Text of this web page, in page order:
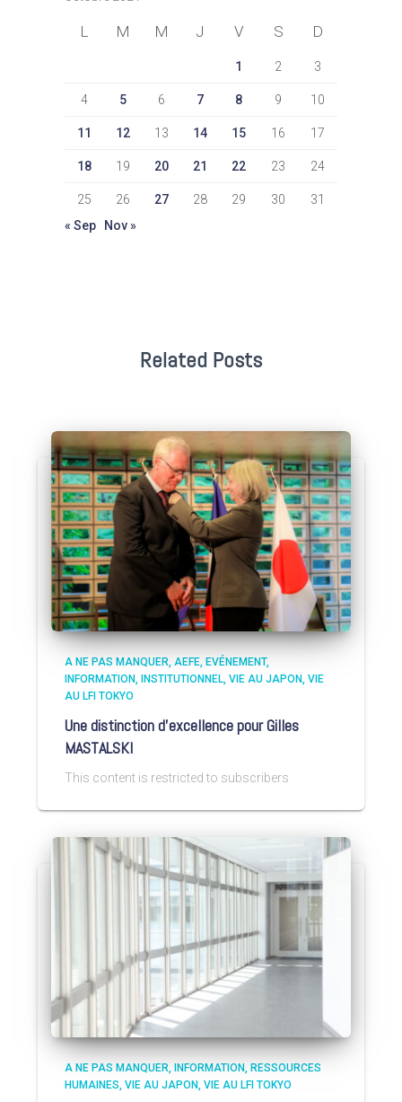
L M M J V S D
1 2 3
4 5 6 7 8 9 10
11 12 13 14 15 16 17
18 19 20 21 22 23 24
25 26 27 28 29 30
31
« Sep
Nov »
Related Posts
A NE PAS MANQUER AEFE EVÉNEMENT
INFORMATION
INSTITUTIONNEL VIE AU JAPON VIE
AU LFI TOKYO
Une distinction d’excellence pour Gilles
MASTALSKI
This content is restricted to subscribers
A NE PAS MANQUER INFORMATION RESSOURCES
HUMAINES VIE AU JAPON VIE AU LFI TOKYO